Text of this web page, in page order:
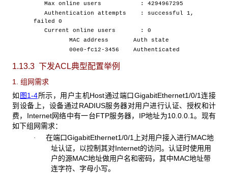
Max online users : 4294967295
Authentication attempts : successful 1,
failed 0
Current online users : 0
MAC address Auth state
00e0-fc12-3456 Authenticated
1.13.3 下发ACL典型配置举例
1. 组网需求
如 图1-4所示，用户主机Host通过端口GigabitEthernet1/0/1连接
到设备上，设备通过RADIUS服务器对用户进行认证、授权和计
费，Internet网络中有一台FTP服务器，IP地址为10.0.0.1。现有
如下组网需求：
· 在端口GigabitEthernet1/0/1上对用户接入进行MAC地
址认证，以控制其对Internet的访问。认证时使用用
户的源MAC地址做用户名和密码，其中MAC地址带
连字符、字母小写。